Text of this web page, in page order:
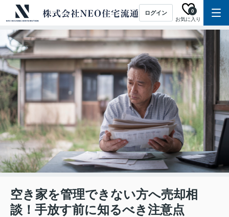
ログイン
お気に入り
0
空き家を管理できない方へ売却相
談！手放す前に知るべき注意点